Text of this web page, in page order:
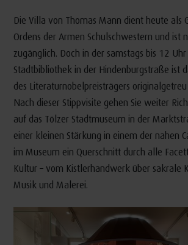
Die Villa von Thomas Mann dient heute als
Ordens der Armen Schulschwestern und ist
zugänglich. Doch in der samstags bis 12
Stadtbibliothek in der Hindenburgstraße ist
des Literaturnobelpreisträgers
Nach dieser Stippvisite gehen Sie weiter
auf das Tölzer Stadtmuseum in der
einer kleinen Stärkung in einem der nahen
im Museum ein Querschnitt durch alle
Kultur – vom Kistlerhandwerk über sakrale
Musik und Malerei.